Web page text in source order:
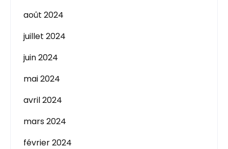
août 2024
juillet 2024
juin 2024
mai 2024
avril 2024
mars 2024
février 2024